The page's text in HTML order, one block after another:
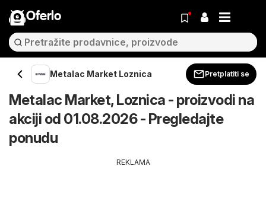
Oferlo
Metalac Market Loznica Pretplatiti se
Metalac Market, Loznica - proizvodi na
akciji od 01.08.2026 - Pregledajte
ponudu
REKLAMA